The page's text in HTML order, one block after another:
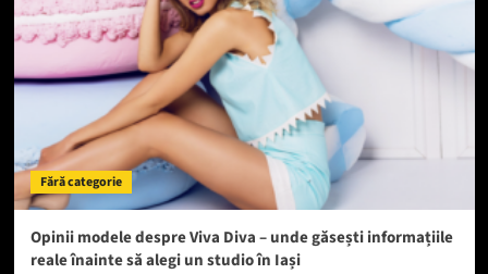
Fără categorie
Opinii modele despre Viva Diva – unde găsești informațiile
reale înainte să alegi un studio în Iași